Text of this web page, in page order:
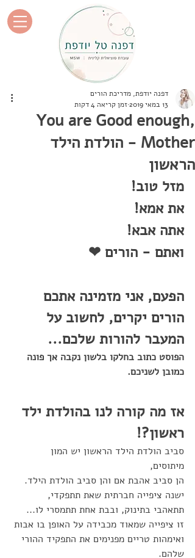
You are Good enough,
Mother - הולדת הילד
הראשון
דפנה יודפת, מדריכת הורים
13 במאי 2019
זמן קריאה 4 דקות
מזל טוב!
את אמא!
אתה אבא!
ואתם - הורים ❤
הפעם, אני מזמינה אתכם
הורים יקרים, לחשוב על
המעבר להורות שלכם...
הפוסט כתוב בחלקו בלשון נקבה אך פונה
כמובן לשניכם.
אז מה קורה לנו בהולדת ילד
ראשון?!
סביב הולדת הילד הראשון יש המון
מיתוסים,
הן סביב אהבת אם והן סביב הולדת הילד.
ישנה ציפייה חברתית שאת תתפקדי,
תתאהבי בתינוק, ובבת אחת תתמסרי לו...
זו ציפייה שמאוד מכבידה על האופן בו אבות
ואימהות טריים מפנימים את התפקיד ההורי
שלהם.